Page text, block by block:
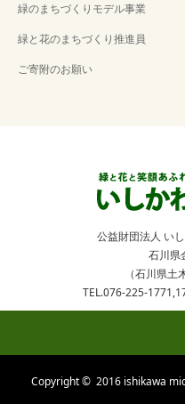
緑のまちづくりモデル事業
緑と花のまちづくり推進員
ご寄附のお願い
公益財団法人 い
石川県
（石川県土
TEL.076-225-
Copyright © 2016 ishikawa